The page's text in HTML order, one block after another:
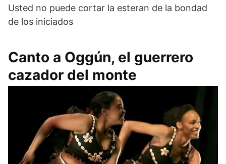
Usted no puede cortar la esteran de la bondad
de los iniciados
Canto a Oggún, el guerrero
cazador del monte